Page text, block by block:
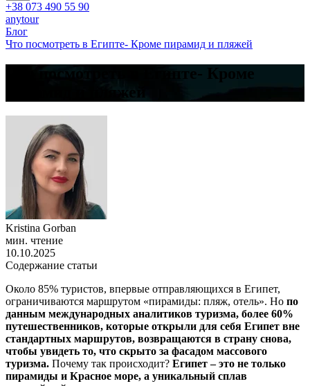
+38 073 490 55 90
anytour
Блог
Что посмотреть в Египте- Кроме пирамид и пляжей
Что посмотреть в Египте- Кроме
пирамид и пляжей
Kristina Gorban
мин. чтение
10.10.2025
Содержание статьи
Около 85% туристов, впервые отправляющихся в Египет,
ограничиваются маршрутом «пирамиды: пляж, отель». Но по
данным международных аналитиков туризма, более 60%
путешественников, которые открыли для себя Египет вне
стандартных маршрутов, возвращаются в страну снова,
чтобы увидеть то, что скрыто за фасадом массового
туризма. Почему так происходит? Египет – это не только
пирамиды и Красное море, а уникальный сплав